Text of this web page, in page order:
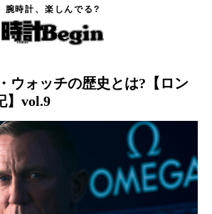
腕時計、楽しんでる?
歴史とは?【ロングセラー変遷記】vol.9
ウォッチの歴史とは?【ロン
】vol.9